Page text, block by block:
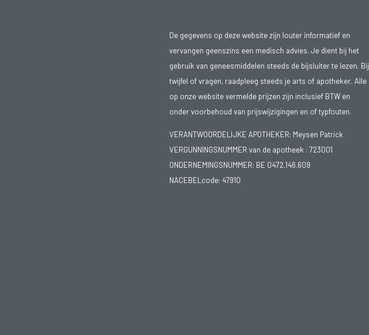
De gegevens op deze website zijn louter informatief en
vervangen geenszins een medisch advies. Je dient bij het
gebruik van geneesmiddelen steeds de bijsluiter te lezen. Bij
twijfel of vragen, raadpleeg steeds je arts of apotheker. Alle
op onze website vermelde prijzen zijn inclusief BTW en
onder voorbehoud van prijswijzigingen en of typfouten.
VERANTWOORDELIJKE APOTHEKER: Meysen Patrick
VERGUNNINGSNUMMER van de apotheek : 723001
ONDERNEMINGSNUMMER: BE 0472.146.609
NACEBELcode: 47910